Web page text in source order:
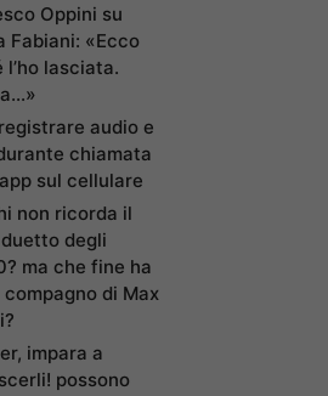
Oppini su
Fabiani: «Ecco
l’ho lasciata.
audio e
chiamata
sul cellulare
non ricorda il
degli
ma che fine ha
di Max
impara a
possono